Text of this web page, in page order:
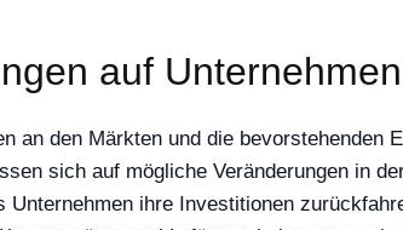
auf
an den Märkten und die bevorstehenden
sich auf mögliche Veränderungen in
Unternehmen ihre Investitionen